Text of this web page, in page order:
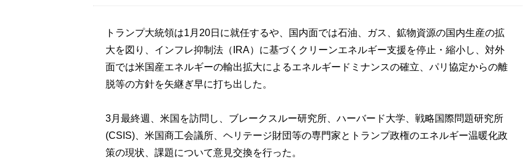
トランプ大統領は1月20日に就任するや、国内面では石油、ガス、鉱物資源の国内生産の拡
大を図り、インフレ抑制法（IRA）に基づくクリーンエネルギー支援を停止・縮小し、対外
面では米国産エネルギーの輸出拡大によるエネルギードミナンスの確立、パリ協定からの離
脱等の方針を矢継ぎ早に打ち出した。
3月最終週、米国を訪問し、ブレークスルー研究所、ハーバード大学、戦略国際問題研究所
(CSIS)、米国商工会議所、ヘリテージ財団等の専門家とトランプ政権のエネルギー温暖化政
策の現状、課題について意見交換を行った。